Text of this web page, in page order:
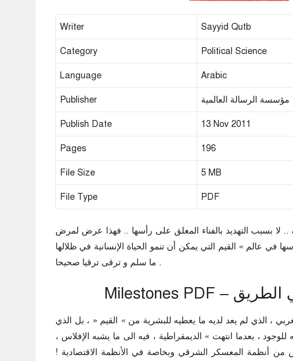
Writer Sayyid Qutb
Category Political Science
Language Arabic
Publisher مؤسسة الرسالة العالمية
Publish Date 13 Nov 2011
Pages 196
File Size 5 MB
File Type PDF
.. لا بسبب التهديد بالفناء المعلق على رأسها .. فهذا عرض لمرض
عالم » القيم التي يمكن أن تنمو الحياة الإنسانية في ظلالها
ما سلم و ترقی ترقیا صحيحا .
، الذي لم يعد لديه ما يعطيه للبشرية من » القيم « ، بل الذي
، بعدما انتهت » الديمقراطية ، فيه الى ما يشبه الإفلاس ،
أنظمة المعسكر الشرقي وبخاصة في الأنظمة الاقتصادية !